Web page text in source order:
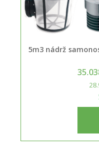
5m3 nádrž